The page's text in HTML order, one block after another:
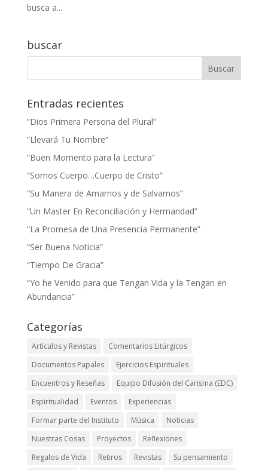
busca a...
buscar
Entradas recientes
“Dios Primera Persona del Plural”
“Llevará Tu Nombre”
“Buen Momento para la Lectura”
“Somos Cuerpo…Cuerpo de Cristo”
“Su Manera de Amarnos y de Salvarnos”
“Un Master En Reconciliación y Hermandad”
“La Promesa de Una Presencia Permanente”
“Ser Buena Noticia”
“Tiempo De Gracia”
“Yo he Venido para que Tengan Vida y la Tengan en
Abundancia”
Categorías
Artículos y Revistas
Comentarios Litúrgicos
Documentos Papales
Ejercicios Espirituales
Encuentros y Reseñas
Equipo Difusión del Carisma (EDC)
Espiritualidad
Eventos
Experiencias
Formar parte del Instituto
Música
Noticias
Nuestras Cosas
Proyectos
Reflexiones
Regalos de Vida
Retiros Revistas
Su pensamiento